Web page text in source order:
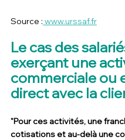
Source : www.urssaf.fr
Le cas des
exerçant une
commerciale ou
direct avec la
"Pour ces activités, une
cotisations et au-delà une